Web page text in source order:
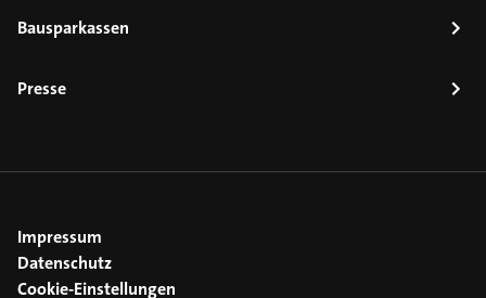
Bausparkassen
Presse
Impressum
Datenschutz
Cookie-Einstellungen